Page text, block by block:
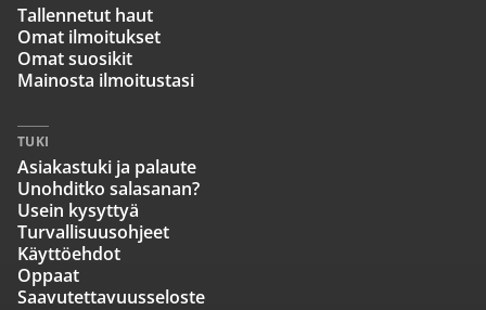
Tallennetut haut
Omat ilmoitukset
Omat suosikit
Mainosta ilmoitustasi
TUKI
Asiakastuki ja palaute
Unohditko salasanan?
Usein kysyttyä
Turvallisuusohjeet
Käyttöehdot
Oppaat
Saavutettavuusseloste